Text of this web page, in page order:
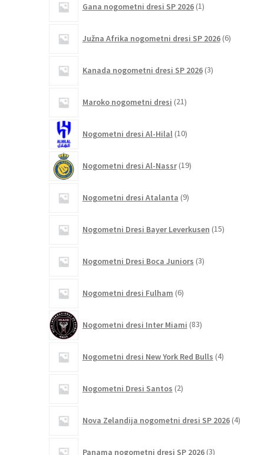
Gana nogometni dresi SP 2026 1izdelek
Južna Afrika nogometni dresi SP 2026 6izdelkov
Kanada nogometni dresi SP 2026 3izdelki
Maroko nogometni dresi 21izdelkov
Nogometni dresi Al-Hilal 10izdelkov
Nogometni dresi Al-Nassr 19izdelkov
Nogometni dresi Atalanta 9izdelkov
Nogometni Dresi Bayer Leverkusen 15izdelkov
Nogometni Dresi Boca Juniors 3izdelki
Nogometni dresi Fulham 6izdelkov
Nogometni dresi Inter Miami 83izdelkov
Nogometni dresi New York Red Bulls 4izdelki
Nogometni Dresi Santos 2izdelka
Nova Zelandija nogometni dresi SP 2026 4izdelki
Panama nogometni dresi SP 2026 3